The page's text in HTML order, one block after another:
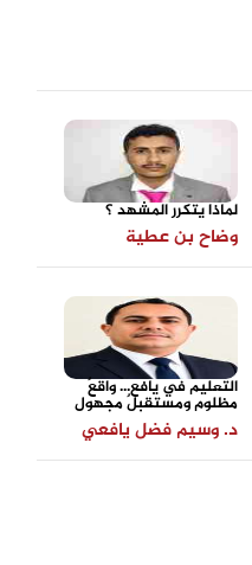
لماذا يتكرر المشهد ؟
وضاح بن عطية
التعليم في يافع... واقعٌ
مظلوم ومستقبلٌ مجهول
د. وسيم فضل يافعي